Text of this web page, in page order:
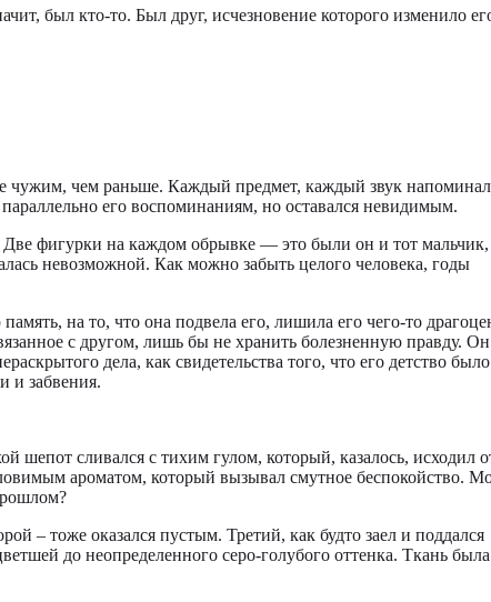
был кто-то. Был друг, исчезновение которого изменило
чужим, чем раньше. Каждый предмет, каждый звук
его воспоминаниям, но оставался невидимым.
фигурки на каждом обрывке — это были он и тот мальчик,
невозможной. Как можно забыть целого человека, годы
на то, что она подвела его, лишила его чего-то
с другом, лишь бы не хранить болезненную правду. Он
дела, как свидетельства того, что его детство
и забвения.
сливался с тихим гулом, который, казалось, исходил
ароматом, который вызывал смутное беспокойство.
– тоже оказался пустым. Третий, как будто заел и поддался
до неопределенного серо-голубого оттенка. Ткань была